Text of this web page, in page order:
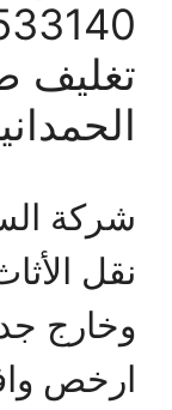
تغليف
شركة
نقل
وخارج
ارخص